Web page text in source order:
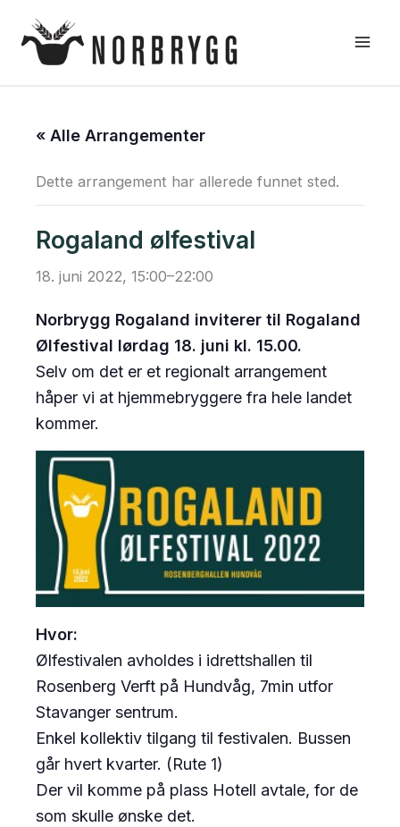
rett
« Alle Arrangementer
Dette arrangement har allerede funnet sted.
Rogaland ølfestival
18. juni 2022, 15:00–22:00
Norbrygg Rogaland inviterer til Rogaland
Ølfestival lørdag 18. juni kl. 15.00.
Selv om det er et regionalt arrangement
håper vi at hjemmebryggere fra hele landet
kommer.
Hvor:
Ølfestivalen avholdes i idrettshallen til
Rosenberg Verft på Hundvåg, 7min utfor
Stavanger sentrum.
Enkel kollektiv tilgang til festivalen. Bussen
går hvert kvarter. (Rute 1)
Der vil komme på plass Hotell avtale, for de
som skulle ønske det.